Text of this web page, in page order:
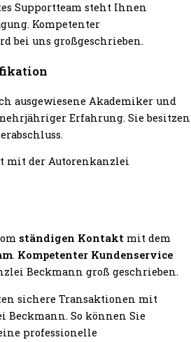
ausgewiesene Akademiker und
Erfahrung. Sie besitzen
ständigen Kontakt mit dem
. Kompetenter Kundenservice
Beckmann groß geschrieben.